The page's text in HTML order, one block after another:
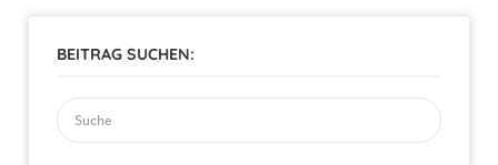
BEITRAG SUCHEN:
Suchen
nach: